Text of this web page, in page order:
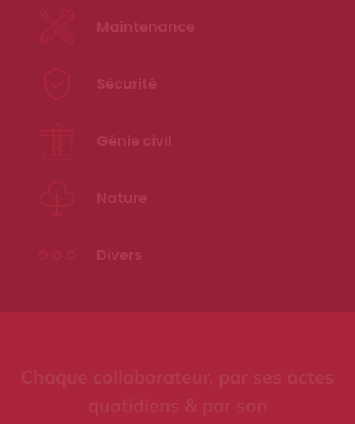
Maintenance
Sécurité
Génie civil
Nature
Divers